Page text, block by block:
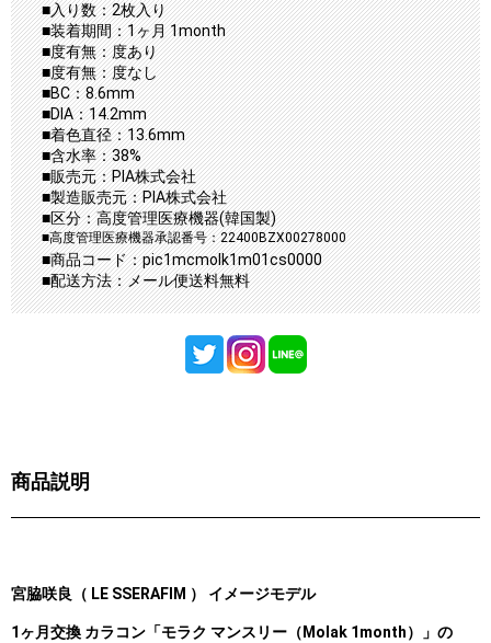
■入り数：2枚入り
■装着期間：1ヶ月 1month
■度有無：度あり
■度有無：度なし
■BC：8.6mm
■DIA：14.2mm
■着色直径：13.6mm
■含水率：38%
■販売元：PIA株式会社
■製造販売元：PIA株式会社
■区分：高度管理医療機器(韓国製)
■高度管理医療機器承認番号：22400BZX00278000
■商品コード：pic1mcmolk1m01cs0000
■配送方法：メール便送料無料
商品説明
宮脇咲良（ LE SSERAFIM ） イメージモデル
1ヶ月交換 カラコン「モラク マンスリー（Molak 1month）」の